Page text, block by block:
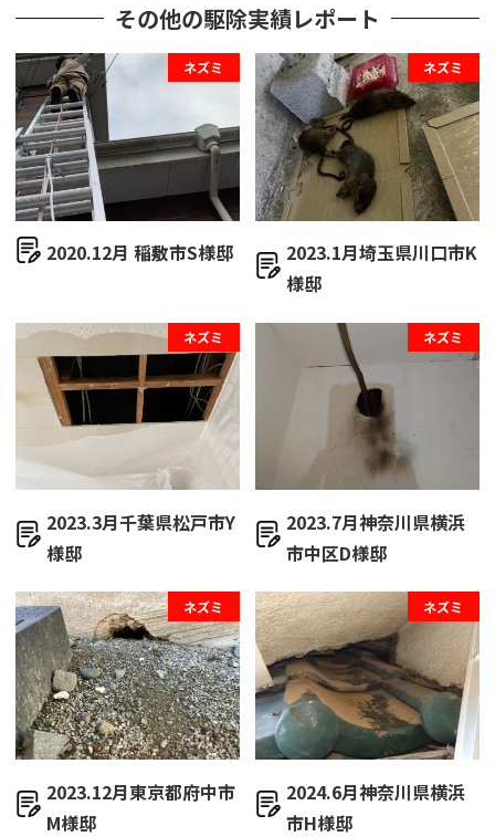
その他の駆除実績レポート
ネズミ
2020.12月 稲敷市S様邸
ネズミ
2023.1月埼玉県川口市K
様邸
ネズミ
2023.3月千葉県松戸市Y
様邸
ネズミ
2023.7月神奈川県横浜
市中区D様邸
ネズミ
2023.12月東京都府中市
M様邸
ネズミ
2024.6月神奈川県横浜
市H様邸